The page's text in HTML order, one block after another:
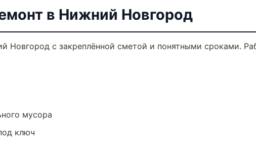
в Нижний Новгород
Новгород с закреплённой сметой и понятными сроками.
мусора
ключ